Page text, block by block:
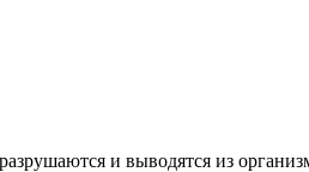
и выводятся из